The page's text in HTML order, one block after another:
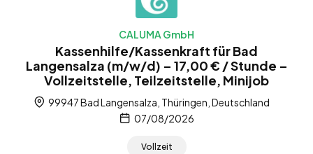
CALUMA GmbH
Kassenhilfe/Kassenkraft für Bad
Langensalza (m/w/d) – 17,00 € / Stunde –
Vollzeitstelle, Teilzeitstelle, Minijob
99947 Bad Langensalza, Thüringen, Deutschland
07/08/2026
Vollzeit